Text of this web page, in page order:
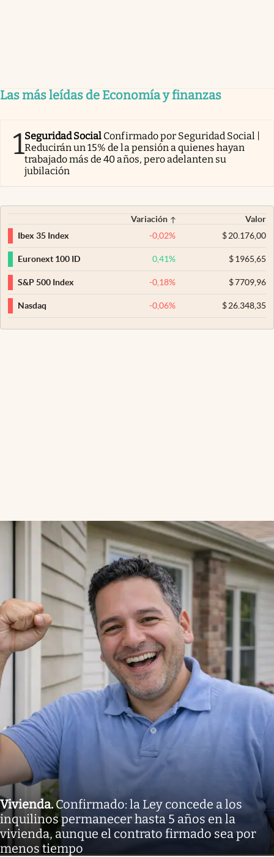
Las más leídas de Economía y finanzas
1Seguridad Social Confirmado por Seguridad Social |
Reducirán un 15% de la pensión a quienes hayan
trabajado más de 40 años, pero adelanten su
jubilación
Variación
Valor
Ibex 35 Index
-0,02% $20.176,00
Euronext 100 ID 0,41% $1965,65
S&P 500 Index -0,18% $7709,96
Nasdaq -0,06% $26.348,35
Vivienda.Confirmado: la Ley concede a los
inquilinos permanecer hasta 5 años en la
vivienda, aunque el contrato firmado sea por
menos tiempo